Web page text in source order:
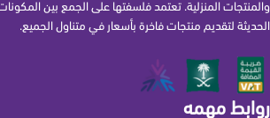
والمنتجات المنزلية. تعتمد فلسفتها على الجمع بين المكونات
الحديثة لتقديم منتجات فاخرة بأسعار في متناول الجميع.
روابط مهمه